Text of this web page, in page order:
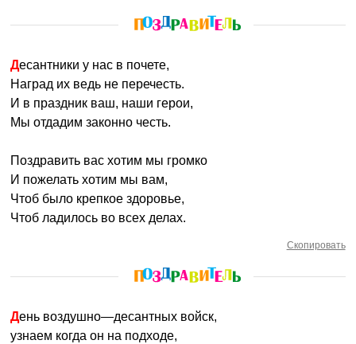
Десантники у нас в почете,
Наград их ведь не перечесть.
И в праздник ваш, наши герои,
Мы отдадим законно честь.
Поздравить вас хотим мы громко
И пожелать хотим мы вам,
Чтоб было крепкое здоровье,
Чтоб ладилось во всех делах.
Скопировать
День воздушно—десантных войск,
узнаем когда он на подходе,